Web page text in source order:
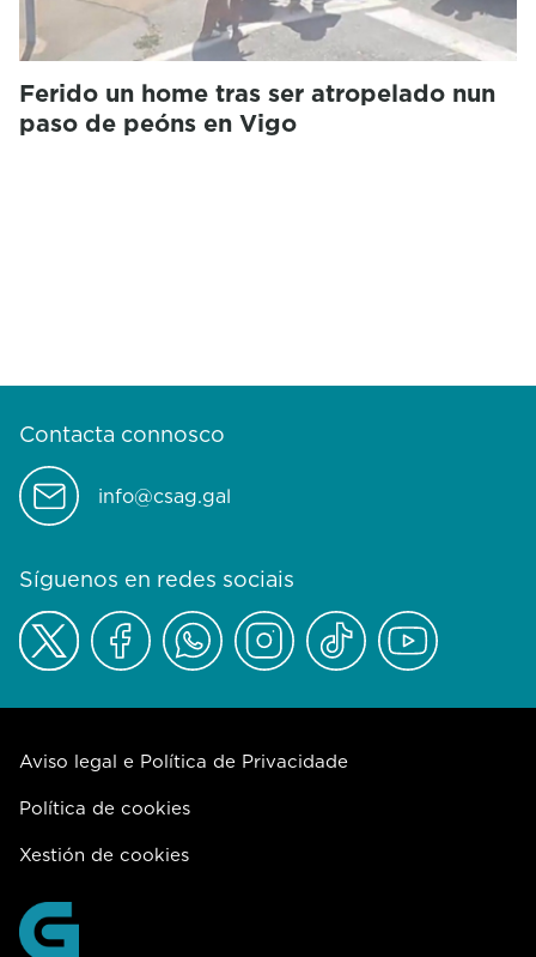
Ferido un home tras ser atropelado nun
paso de peóns en Vigo
Contacta connosco
info@csag.gal
Síguenos en redes sociais
Aviso legal e Política de Privacidade
Política de cookies
Xestión de cookies